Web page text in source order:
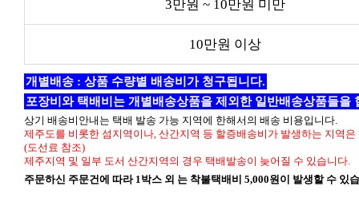
3만원 ~ 10만원 미만
10만원 이상
개별배송 : 상품 수량별 배송비가 청구됩니다.
포장비와 택배비는 개별배송상품을 제외한 일반배송상품들을
상기 배송비안내는 택배 발송 가능 지역에 한해서의 배송 비용입니다.
제주도를 비롯한 섬지역이나, 산간지역 등 할증배송비가 발생하는 지역
(도선료 참조)
제주지역 및 일부 도서 산간지역의 경우 택배발송이 늦어질 수 있습니다.
주문하신 주문건에 따라 1박스 외 는 착불택배비 5,000원이 발생할 수 있